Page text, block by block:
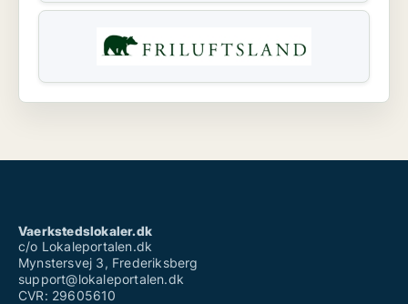
Vaerkstedslokaler.dk
c/o Lokaleportalen.dk
Mynstersvej 3, Frederiksberg
support@lokaleportalen.dk
CVR: 29605610